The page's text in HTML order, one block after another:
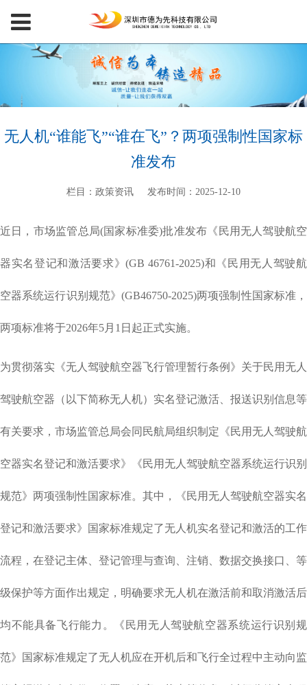
无人机“谁能飞”“谁在飞”？两项强制性国家标
准发布
栏目：政策资讯 发布时间：2025-12-10
近日，市场监管总局(国家标准委)批准发布《民用无人驾驶航空
器实名登记和激活要求》(GB 46761-2025)和《民用无人驾驶航
空器系统运行识别规范》(GB46750-2025)两项强制性国家标准，
两项标准将于2026年5月1日起正式实施。
为贯彻落实《无人驾驶航空器飞行管理暂行条例》关于民用无人
驾驶航空器（以下简称无人机）实名登记激活、报送识别信息等
有关要求，市场监管总局会同民航局组织制定《民用无人驾驶航
空器实名登记和激活要求》《民用无人驾驶航空器系统运行识别
规范》两项强制性国家标准。其中，《民用无人驾驶航空器实名
登记和激活要求》国家标准规定了无人机实名登记和激活的工作
流程，在登记主体、登记管理与查询、注销、数据交换接口、等
级保护等方面作出规定，明确要求无人机在激活前和取消激活后
均不能具备飞行能力。《民用无人驾驶航空器系统运行识别规
范》国家标准规定了无人机应在开机后和飞行全过程中主动向监